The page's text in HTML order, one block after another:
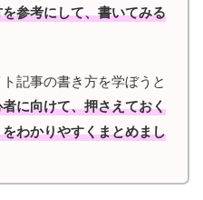
参考にして、書いてみる
記事の書き方を学ぼうと
に向けて、押さえておく
わかりやすくまとめまし